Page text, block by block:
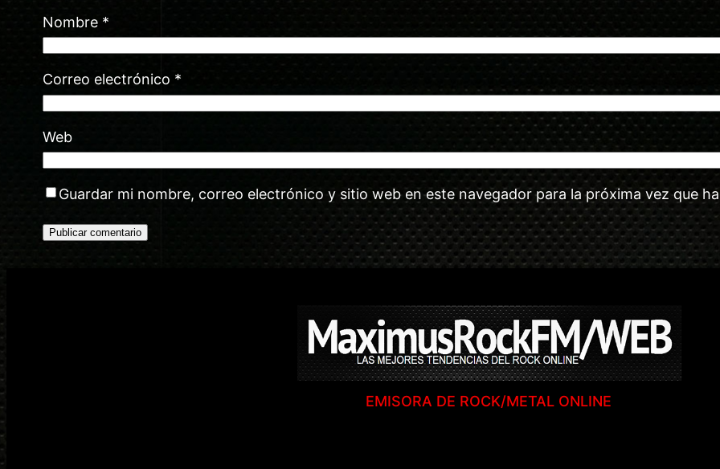
Nombre *
Correo electrónico *
Web
Guardar mi nombre, correo electrónico y sitio web en este navegador para la próxima vez que
EMISORA DE ROCK/METAL ONLINE